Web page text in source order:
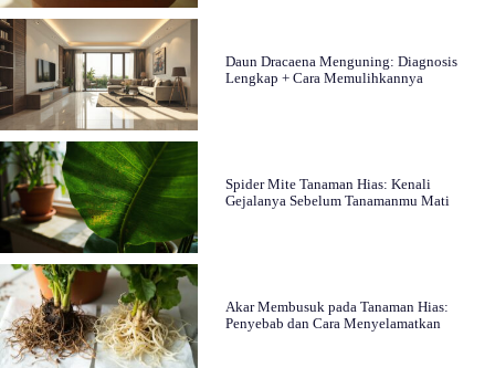
Daun Dracaena Menguning: Diagnosis
Lengkap + Cara Memulihkannya
Spider Mite Tanaman Hias: Kenali
Gejalanya Sebelum Tanamanmu Mati
Akar Membusuk pada Tanaman Hias:
Penyebab dan Cara Menyelamatkan